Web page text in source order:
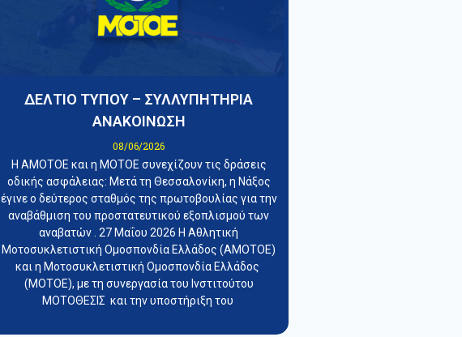
ΔΕΛΤΙΟ ΤΥΠΟΥ – ΣΥΛΛΥΠΗΤΗΡΙΑ
ΑΝΑΚΟΙΝΩΣΗ
08/06/2026
Η ΑΜΟΤΟΕ και η ΜΟΤΟΕ συνεχίζουν τις δράσεις
οδικής ασφάλειας: Μετά τη Θεσσαλονίκη, η Νάξος
έγινε ο δεύτερος σταθμός της πρωτοβουλίας για την
αναβάθμιση του προστατευτικού εξοπλισμού των
αναβατών . 27 Μαΐου 2026 Η Αθλητική
Μοτοσυκλετιστική Ομοσπονδία Ελλάδος (ΑΜΟΤΟΕ)
και η Μοτοσυκλετιστική Ομοσπονδία Ελλάδος
(ΜΟΤΟΕ), με τη συνεργασία του Ινστιτούτου
ΜΟΤΟΘΕΣΙΣ και την υποστήριξη του